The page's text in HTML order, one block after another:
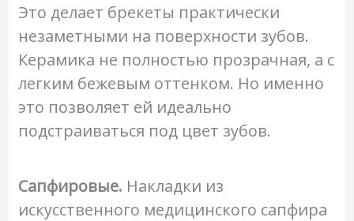
Это делает брекеты практически
незаметными на поверхности зубов.
Керамика не полностью прозрачная, а с
легким бежевым оттенком. Но именно
это позволяет ей идеально
подстраиваться под цвет зубов.
Сапфировые. Накладки из
искусственного медицинского сапфира